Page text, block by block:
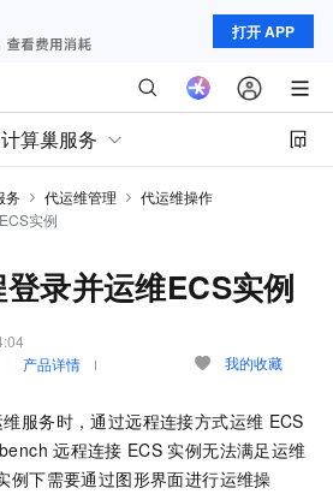
打开 APP
计算巢服务
务 代运维管理
代运维操作
实例
录并运维ECS实例
产品详情 我的收藏
服务时，通过远程连接方式运维 ECS
远程连接 ECS 实例无法满足运维
例下需要通过图形界面进行运维操